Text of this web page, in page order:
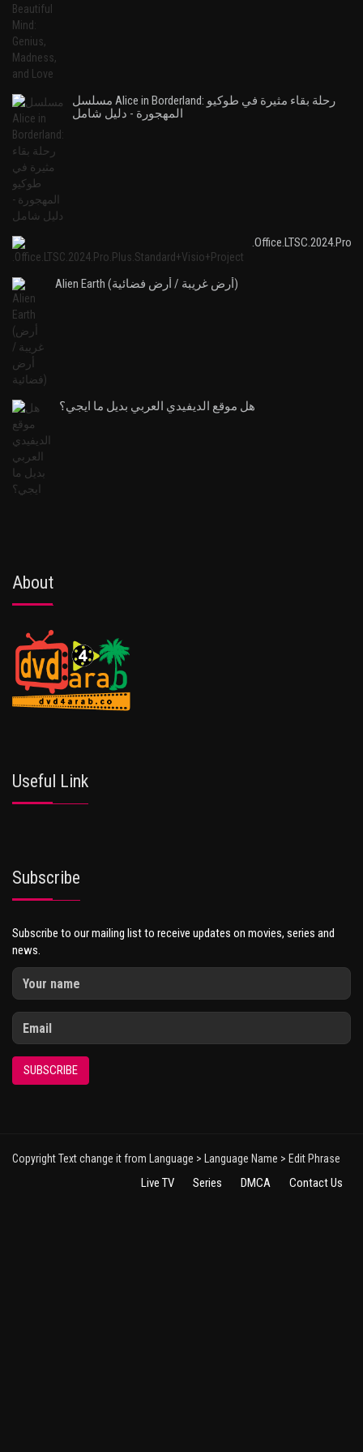
مسلسل Alice in Borderland: رحلة بقاء مثيرة في طوكيو
المهجورة - دليل شامل
Alien Earth (أرض غريبة / أرض فضائية)
هل موقع الديفيدي العربي بديل ما ايجي؟
About
Useful Link
Subscribe
Subscribe to our mailing list to receive updates on movies, series and
news.
SUBSCRIBE
Copyright Text change it from Language > Language Name > Edit Phrase
Live TV Series DMCA Contact Us